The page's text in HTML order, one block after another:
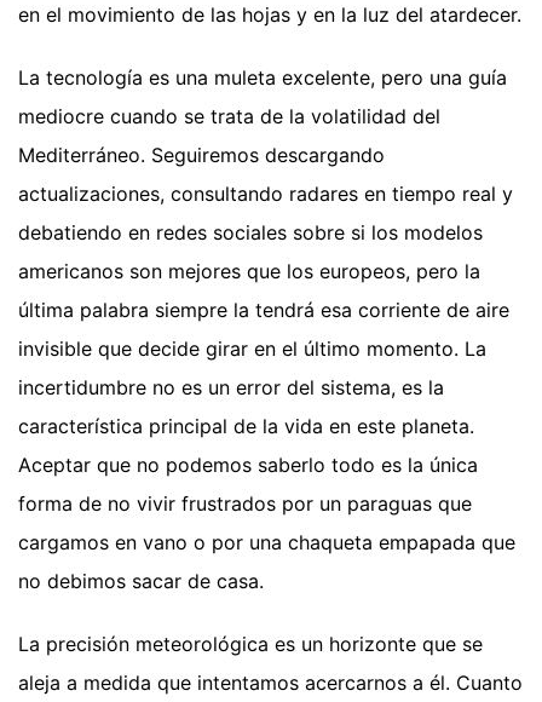
en el movimiento de las hojas y en la luz del atardecer.
La tecnología es una muleta excelente, pero una guía
mediocre cuando se trata de la volatilidad del
Mediterráneo. Seguiremos descargando
actualizaciones, consultando radares en tiempo real y
debatiendo en redes sociales sobre si los modelos
americanos son mejores que los europeos, pero la
última palabra siempre la tendrá esa corriente de aire
invisible que decide girar en el último momento. La
incertidumbre no es un error del sistema, es la
característica principal de la vida en este planeta.
Aceptar que no podemos saberlo todo es la única
forma de no vivir frustrados por un paraguas que
cargamos en vano o por una chaqueta empapada que
no debimos sacar de casa.
La precisión meteorológica es un horizonte que se
aleja a medida que intentamos acercarnos a él. Cuanto